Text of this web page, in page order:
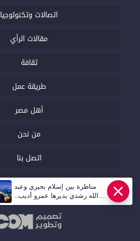
اتصالات وتكنولوجيا
مقالات الرأي
ثقافة
طريقة عمل
أهل مصر
من نحن
اتصل بنا
السياسة التحريرية
مناظرة بين إسلام بحيري وعبد
الله رشدي يديرها عمرو أديب..
قريبا | أهل مصر